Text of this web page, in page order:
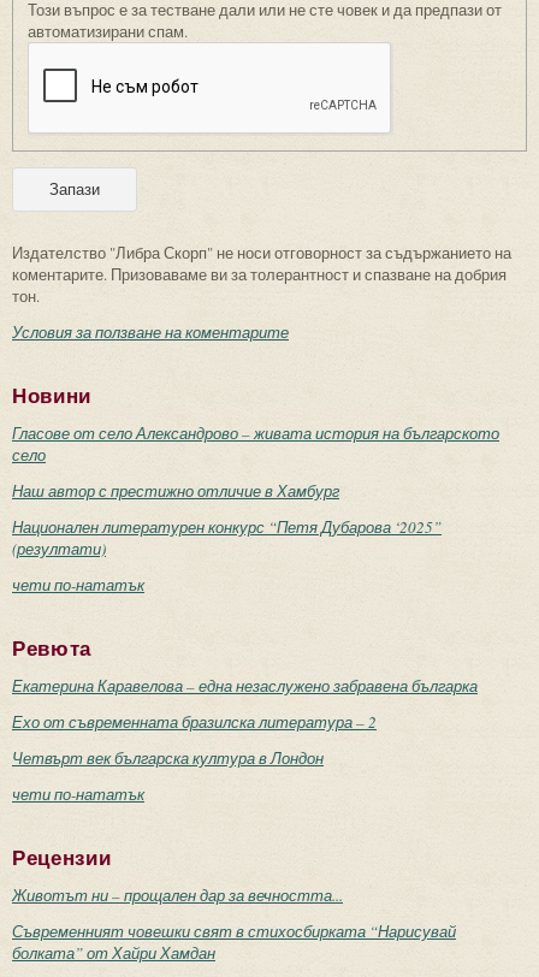
Този въпрос е за тестване дали или не сте човек и да предпази от
автоматизирани спам.
Издателство "Либра Скорп" не носи отговорност за съдържанието на
коментарите. Призоваваме ви за толерантност и спазване на добрия
тон.
Условия за ползване на коментарите
Новини
Гласове от село Александрово – живата история на българското
село
Наш автор с престижно отличие в Хамбург
Национален литературен конкурс “Петя Дубарова ‘2025”
(резултати)
чети по-нататък
Ревюта
Екатерина Каравелова – една незаслужено забравена българка
Ехо от съвременната бразилска литература – 2
Четвърт век българска култура в Лондон
чети по-нататък
Рецензии
Животът ни – прощален дар за вечността...
Съвременният човешки свят в стихосбирката “Нарисувай
болката” от Хайри Хамдан